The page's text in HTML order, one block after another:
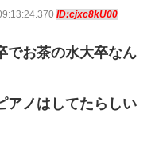
ID:cjxc8kU00
でお茶の水大卒なん
アノはしてたらしい